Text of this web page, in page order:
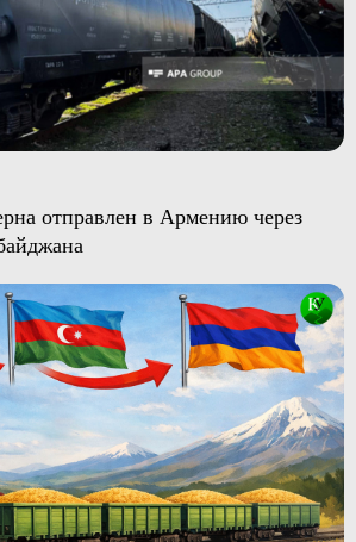
отправлен в Армению через